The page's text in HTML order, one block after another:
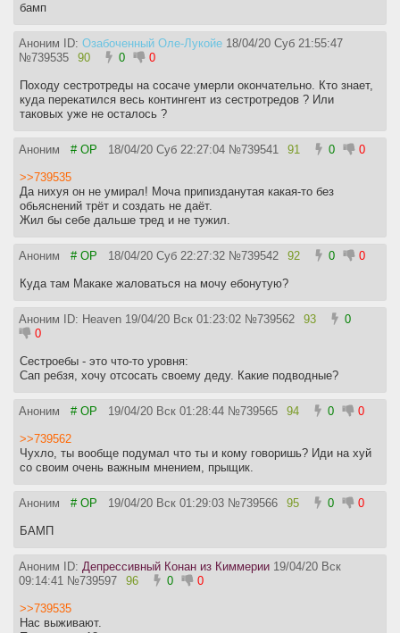
бамп
Аноним ID: Озабоченный Оле-Лукойе 18/04/20 Суб 21:55:47
№739535 90 0 0
Походу сестротреды на сосаче умерли окончательно. Кто знает,
куда перекатился весь контингент из сестротредов ? Или
таковых уже не осталось ?
Аноним # OP 18/04/20 Суб 22:27:04 №739541 91 0 0
>>739535
Да нихуя он не умирал! Моча припизданутая какая-то без
обьяснений трёт и создать не даёт.
Жил бы себе дальше тред и не тужил.
Аноним # OP 18/04/20 Суб 22:27:32 №739542 92 0 0
Куда там Макаке жаловаться на мочу ебонутую?
Аноним ID: Heaven 19/04/20 Вск 01:23:02 №739562 93
0
0
Сестроебы - это что-то уровня:
Сап ребзя, хочу отсосать своему деду. Какие подводные?
Аноним # OP 19/04/20 Вск 01:28:44 №739565 94 0 0
>>739562
Чухло, ты вообще подумал что ты и кому говоришь? Иди на хуй
со своим очень важным мнением, прыщик.
Аноним # OP 19/04/20 Вск 01:29:03 №739566 95 0 0
БАМП
Аноним ID: Депрессивный Конан из Киммерии 19/04/20 Вск
09:14:41 №739597 96 0 0
>>739535
Нас выживают.